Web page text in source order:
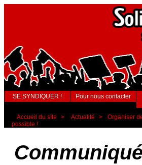
SE SYNDIQUER ! Pour nous contacter
Accueil du site > Actualité >
Organiser
possible !